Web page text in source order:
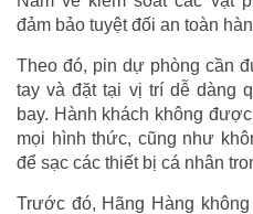
đảm bảo tuyệt đối an toàn
Theo đó, pin dự phòng cần
tay và đặt tại vị trí dễ dàng
bay. Hành khách không
mọi hình thức, cũng như
để sạc các thiết bị cá nhân
Trước đó, Hãng Hàng